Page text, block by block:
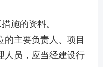
施的资料。
主要负责人、项目
人员，应当经建设行